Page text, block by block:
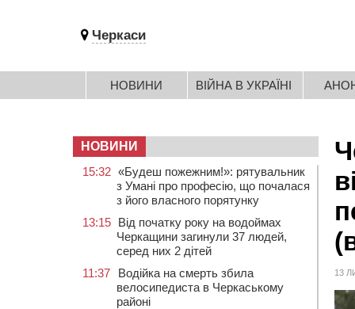
Черкаси
НОВИНИ ВІЙНА В УКРАЇНІ
13
НОВИНИ
15:32 «Будеш пожежним!»: рятувальник
з Умані про професію, що почалася
з його власного порятунку
13:15 Від початку року на водоймах
Черкащини загинули 37 людей,
серед них 2 дітей
11:37
Водійка на смерть збила
велосипедиста в Черкаському
районі